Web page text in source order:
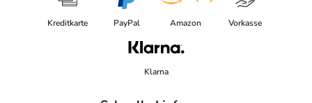
Kreditkarte PayPal Amazon Vorkasse
Klarna